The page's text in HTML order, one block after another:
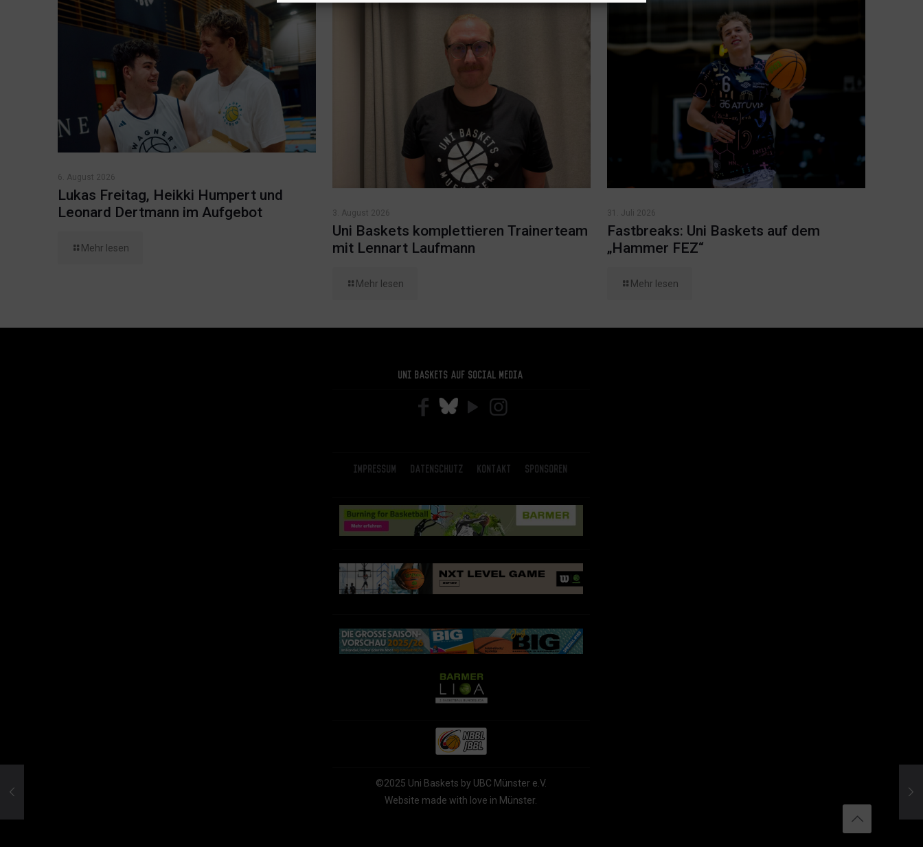
6. August 2026
Lukas Freitag, Heikki Humpert und
Leonard Dertmann im Aufgebot
Mehr lesen
3. August 2026
Uni Baskets komplettieren Trainerteam
mit Lennart Laufmann
Mehr lesen
31. Juli 2026
Fastbreaks: Uni Baskets auf dem
„Hammer FEZ“
Mehr lesen
Uni Baskets auf Social Media
Impressum Datenschutz Kontakt Sponsoren
©2025 Uni Baskets by UBC Münster e.V.
Website made with love in Münster.